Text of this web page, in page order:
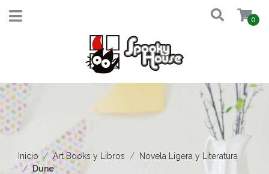
0
Inicio Art Books y Libros
Novela Ligera y Literatura
Dune